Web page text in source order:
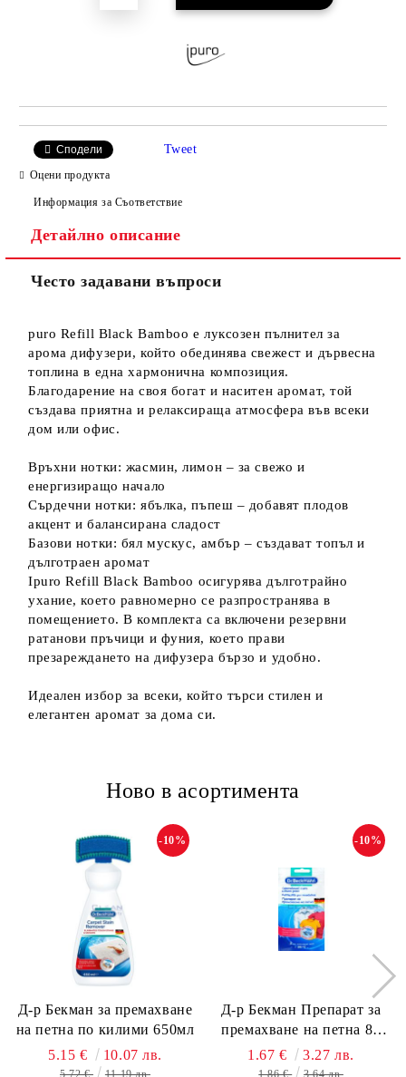
Сподели Tweet
Оцени продукта
Информация за Съответствие
Детайлно описание
Често задавани въпроси
puro Refill Black Bamboo е луксозен пълнител за
арома дифузери, който обединява свежест и дървесна
топлина в една хармонична композиция.
Благодарение на своя богат и наситен аромат, той
създава приятна и релаксираща атмосфера във всеки
дом или офис.
Връхни нотки: жасмин, лимон – за свежо и
енергизиращо начало
Сърдечни нотки: ябълка, пъпеш – добавят плодов
акцент и балансирана сладост
Базови нотки: бял мускус, амбър – създават топъл и
дълготраен аромат
Ipuro Refill Black Bamboo осигурява дълготрайно
ухание, което равномерно се разпространява в
помещението. В комплекта са включени резервни
ратанови пръчици и фуния, което прави
презареждането на дифузера бързо и удобно.
Идеален избор за всеки, който търси стилен и
елегантен аромат за дома си.
Ново в асортимента
Д-р Бекман за премахване
на петна по килими 650мл
-10%
5.15 € 10.07 лв.
5.72 € 11.19 лв.
Д-р Бекман Препарат за
премахване на петна 80
гр. Пауч
-10%
1.67 € 3.27 лв.
1.86 € 3.64 лв.